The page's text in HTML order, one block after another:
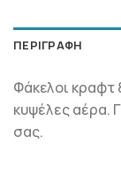
ΠΕΡΙΓΡΑΦΉ
Φάκελοι κραφτ
κυψέλες αέρα.
σας.